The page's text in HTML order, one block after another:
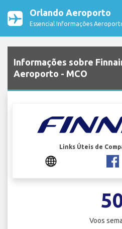
Orlando Aeroporto
Essencial Informações
Informações sobre
Aeroporto - MCO
Links Úteis de
Voos